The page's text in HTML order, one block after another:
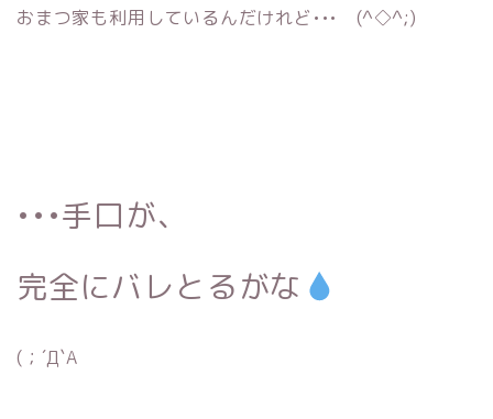
おまつ家も利用しているんだけれど••• (^◇^;)
•••手口が、
完全にバレとるがな
(；´Д`A